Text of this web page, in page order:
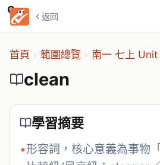
返回
clean
首頁 › 範圍總覽 › 南一 七上 Unit
clean
學習摘要
•形容詞，核心意義為事物「